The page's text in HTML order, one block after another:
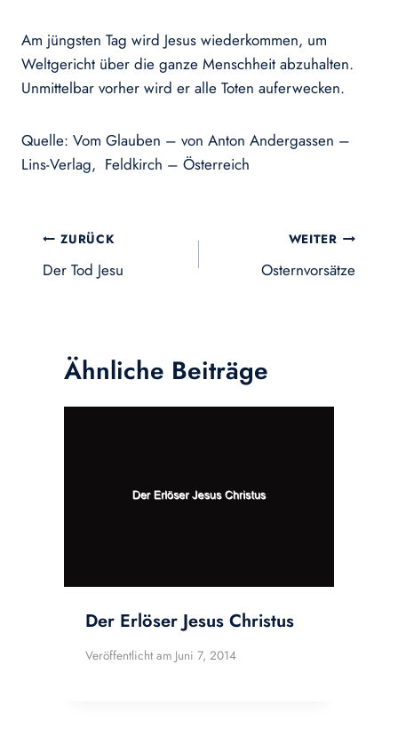
Am jüngsten Tag wird Jesus wiederkommen, um
Weltgericht über die ganze Menschheit abzuhalten.
Unmittelbar vorher wird er alle Toten auferwecken.
Quelle: Vom Glauben – von Anton Andergassen –
Lins-Verlag, Feldkirch – Österreich
Beitragsnavigation
ZURÜCK
Der Tod Jesu
WEITER
Osternvorsätze
Ähnliche Beiträge
Der Erlöser Jesus Christus
Veröffentlicht am Juni 7, 2014